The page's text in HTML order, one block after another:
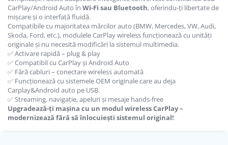
CarPlay/Android Auto în Wi-Fi sau Bluetooth, oferindu-ți libertate de
mișcare și o interfață fluidă.
Compatibile cu majoritatea mărcilor auto (BMW, Mercedes, VW, Audi,
Skoda, Ford, etc.), modulele CarPlay wireless funcționează cu unități
originale și nu necesită modificări la sistemul multimedia.
✅ Activare rapidă – plug & play
✅ Compatibil cu CarPlay și Android Auto
✅ Fără cabluri – conectare wireless automată
✅ Funcționează cu sistemele OEM originale care au deja
Carplay&Android auto pe USB.
✅ Streaming, navigație, apeluri și mesaje hands-free
Upgradează-ți mașina cu un modul wireless CarPlay –
modernizează fără să înlocuiești sistemul original!